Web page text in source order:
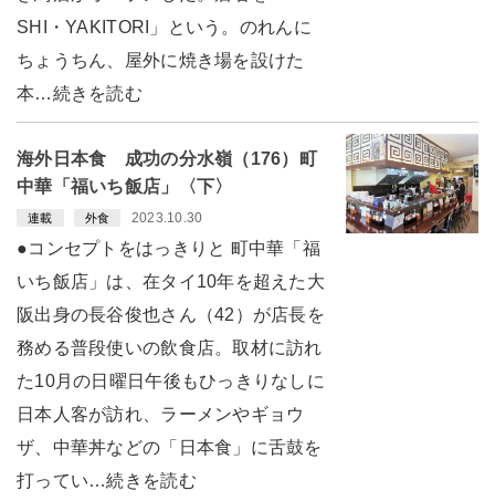
SHI・YAKITORI」という。のれんに
ちょうちん、屋外に焼き場を設けた
本…続きを読む
海外日本食 成功の分水嶺（176）町
中華「福いち飯店」〈下〉
連載 外食 2023.10.30
●コンセプトをはっきりと 町中華「福
いち飯店」は、在タイ10年を超えた大
阪出身の長谷俊也さん（42）が店長を
務める普段使いの飲食店。取材に訪れ
た10月の日曜日午後もひっきりなしに
日本人客が訪れ、ラーメンやギョウ
ザ、中華丼などの「日本食」に舌鼓を
打ってい…続きを読む